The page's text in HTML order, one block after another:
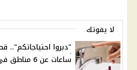
لا يفوتك
ساعات عن 6 مناطق في هذه المحافظة